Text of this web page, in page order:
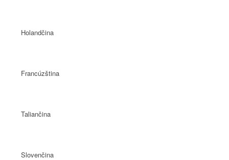
Holandčina
Francúzština
Taliančina
Slovenčina